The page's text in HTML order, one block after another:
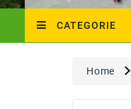
CATEGORIE
Home